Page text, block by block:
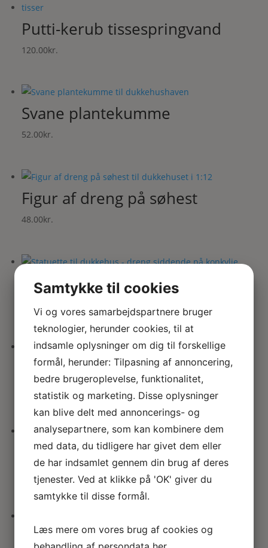
Putti-kerub tissespringvand
120.00kr.
Svane plantekumme
52.00kr.
Figur af dreng på søhest
48.00kr.
Statue af dreng på konkylie
Havebænk
Miniature engle hylde
36.00
Putti-kerub fuglebad
Samtykke til cookies
Vi og vores samarbejdspartnere bruger
teknologier, herunder cookies, til at
indsamle oplysninger om dig til forskellige
formål, herunder: Tilpasning af annoncering,
bedre brugeroplevelse, funktionalitet,
statistik og marketing. Disse oplysninger
kan blive delt med annoncerings- og
analysepartnere, som kan kombinere dem
med data, du tidligere har givet dem eller
de har indsamlet gennem din brug af deres
tjenester. Ved at klikke på 'OK' giver du
samtykke til disse formål.
Læs mere om vores brug af cookies og